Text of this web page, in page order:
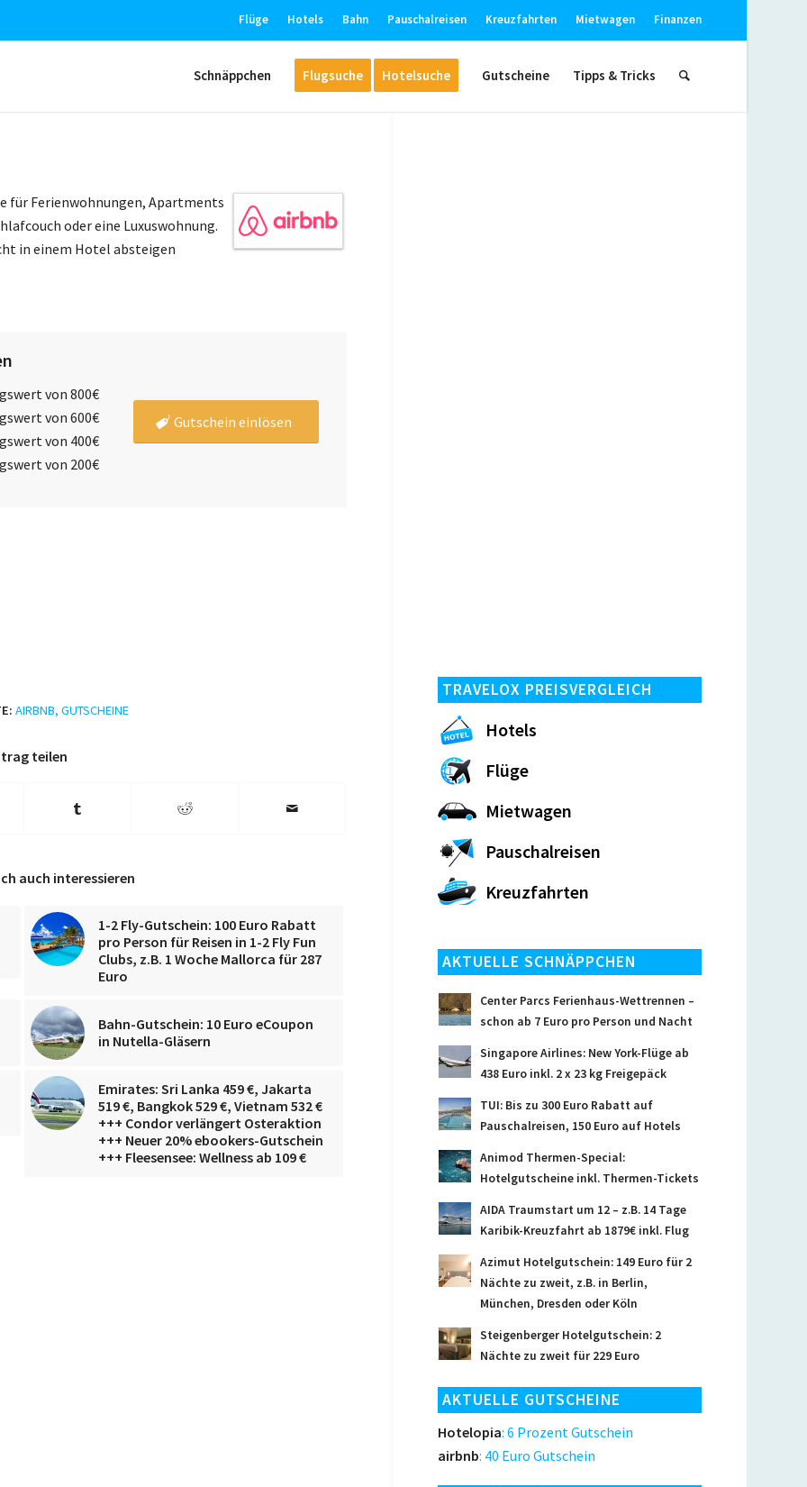
Flüge Hotels Bahn Pauschalreisen Kreuzfahrten Mietwagen Finanzen
Schnäppchen Flugsuche Hotelsuche Gutscheine Tipps & Tricks
Ferienwohnungen, Apartments
oder eine Luxuswohnung.
in einem Hotel absteigen
von 800€
von 600€
von 400€
von 200€
Gutschein einlösen
AIRBNB, GUTSCHEINE
teilen
auch interessieren
1-2 Fly-Gutschein: 100 Euro Rabatt
pro Person für Reisen in 1-2 Fly Fun
Clubs, z.B. 1 Woche Mallorca für 287
Euro
Bahn-Gutschein: 10 Euro eCoupon
in Nutella-Gläsern
Emirates: Sri Lanka 459 €, Jakarta
519 €, Bangkok 529 €, Vietnam 532 €
+++ Condor verlängert Osteraktion
+++ Neuer 20% ebookers-Gutschein
+++ Fleesensee: Wellness ab 109 €
TRAVELOX PREISVERGLEICH
Hotels
Flüge
Mietwagen
Pauschalreisen
Kreuzfahrten
AKTUELLE SCHNÄPPCHEN
Center Parcs Ferienhaus-Wettrennen –
schon ab 7 Euro pro Person und Nacht
Singapore Airlines: New York-Flüge ab
438 Euro inkl. 2 x 23 kg Freigepäck
TUI: Bis zu 300 Euro Rabatt auf
Pauschalreisen, 150 Euro auf Hotels
Animod Thermen-Special:
Hotelgutscheine inkl. Thermen-Tickets
AIDA Traumstart um 12 – z.B. 14 Tage
Karibik-Kreuzfahrt ab 1879€ inkl. Flug
Azimut Hotelgutschein: 149 Euro für 2
Nächte zu zweit, z.B. in Berlin,
München, Dresden oder Köln
Steigenberger Hotelgutschein: 2
Nächte zu zweit für 229 Euro
AKTUELLE GUTSCHEINE
Hotelopia: 6 Prozent Gutschein
airbnb: 40 Euro Gutschein